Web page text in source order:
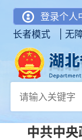
登录个人
长者模式 |
无
中共中